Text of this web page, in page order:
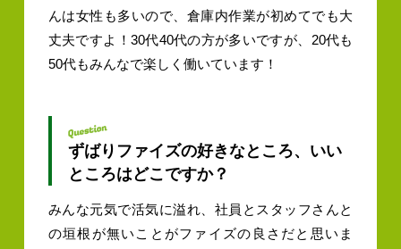
んは女性も多いので、倉庫内作業が初めてでも大
丈夫ですよ！30代40代の方が多いですが、20代も
50代もみんなで楽しく働いています！
ずばりファイズの好きなところ、いい
ところはどこですか？
みんな元気で活気に溢れ、社員とスタッフさんと
の垣根が無いことがファイズの良さだと思いま